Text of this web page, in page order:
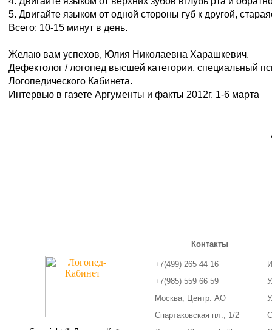
5. Двигайте языком от одной стороны губ к другой,
Всего: 10-15 минут в день.
Желаю вам успехов, Юлия Николаевна Харашкевич.
Дефектолог / логопед высшей категории, специальный
Логопедического Кабинета.
Интервью в газете Аргументы и факты 2012г. 1-6 марта
Контакты
+7(499) 265 44 16
+7(985) 559 66 59
Москва, Центр. АО
Спартаковская пл., 1/2